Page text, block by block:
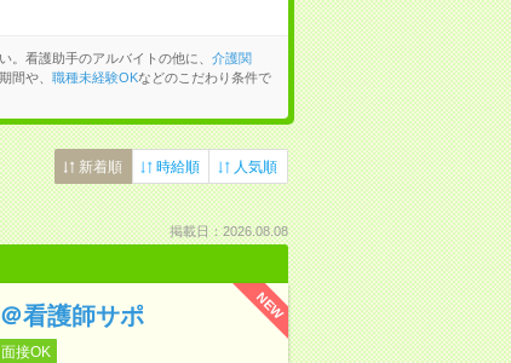
。看護助手のアルバイトの他に、 介護関
間や、 職種未経験OKなどのこだわり条件で
新着順 時給順 人気順
掲載日：2026.08.08
NEW
看護師サポ
接OK